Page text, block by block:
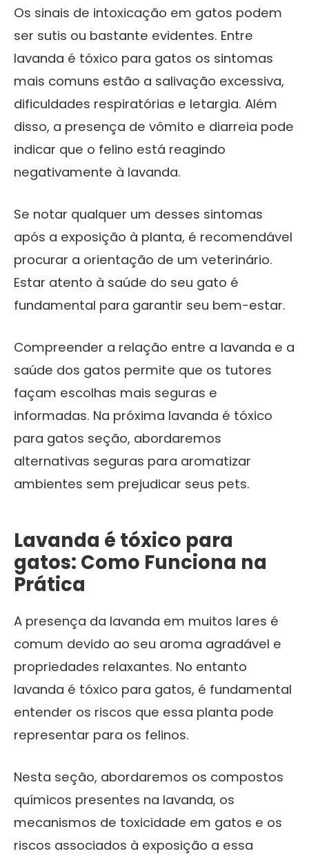
Os sinais de intoxicação em gatos podem
ser sutis ou bastante evidentes. Entre
lavanda é tóxico para gatos os sintomas
mais comuns estão a salivação excessiva,
dificuldades respiratórias e letargia. Além
disso, a presença de vômito e diarreia pode
indicar que o felino está reagindo
negativamente à lavanda.
Se notar qualquer um desses sintomas
após a exposição à planta, é recomendável
procurar a orientação de um veterinário.
Estar atento à saúde do seu gato é
fundamental para garantir seu bem-estar.
Compreender a relação entre a lavanda e a
saúde dos gatos permite que os tutores
façam escolhas mais seguras e
informadas. Na próxima lavanda é tóxico
para gatos seção, abordaremos
alternativas seguras para aromatizar
ambientes sem prejudicar seus pets.
Lavanda é tóxico para
gatos: Como Funciona na
Prática
A presença da lavanda em muitos lares é
comum devido ao seu aroma agradável e
propriedades relaxantes. No entanto
lavanda é tóxico para gatos, é fundamental
entender os riscos que essa planta pode
representar para os felinos.
Nesta seção, abordaremos os compostos
químicos presentes na lavanda, os
mecanismos de toxicidade em gatos e os
riscos associados à exposição a essa